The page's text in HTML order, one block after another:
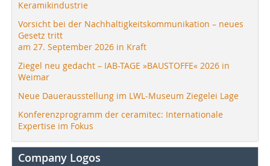
Keramikindustrie
Vorsicht bei der Nachhaltigkeitskommunikation – neues
Gesetz tritt
am 27. September 2026 in Kraft
Ziegel neu gedacht – IAB-TAGE »BAUSTOFFE« 2026 in
Weimar
Neue Dauerausstellung im LWL-Museum Ziegelei Lage
Konferenzprogramm der ceramitec: Internationale
Expertise im Fokus
Company Logos